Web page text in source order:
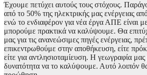
Έχουμε πετύχει αυτούς τους στόχους.
από το 50% της ηλεκτρικής μας ενέργειας
ενώ το ενδιαφέρον για νέα έργα ΑΠΕ είναι
μπορούμε πρακτικά να καλύψουμε. Θα
μας για τις ανανεώσιμες πηγές ενέργειας,
επικεντρωθούμε στην αποθήκευση, είτε
είτε για αντλησιοταμίευση. Η γεωγραφία μας
δυνατότητα να το καλύψουμε. Αυτό λοιπόν